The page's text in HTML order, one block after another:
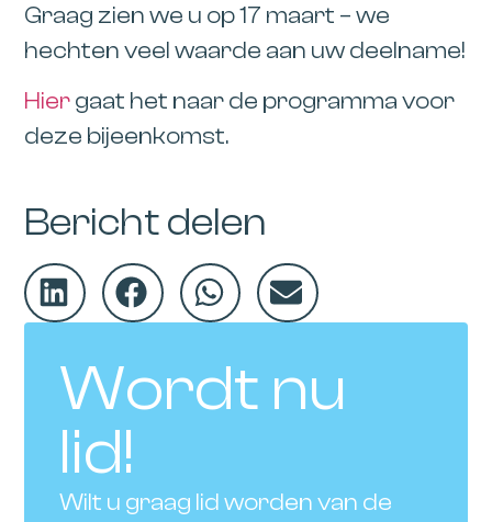
Graag zien we u op 17 maart – we
hechten veel waarde aan uw deelname!
Hier gaat het naar de programma voor
deze bijeenkomst.
Bericht delen
Wordt nu
lid!
Wilt u graag lid worden van de